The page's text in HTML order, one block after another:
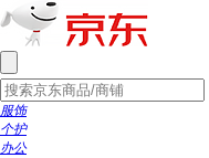
服饰
个护
办公